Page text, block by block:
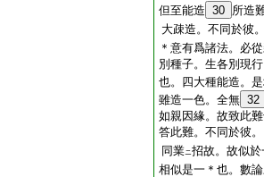
但至能造 30 所造
大疎造。不同於彼
＊意有爲諸法。必
別種子。生各別現
也。四大種能造。
雖造一色。全無 32
如親因緣。故致此
答此難。不同於彼
同業ニ招故。故似於
相似是一＊也。數